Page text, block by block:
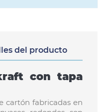
del producto
con tapa
cartón fabricadas en